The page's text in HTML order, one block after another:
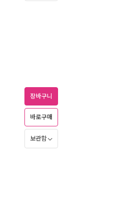
장바구니
바로구매
보관함